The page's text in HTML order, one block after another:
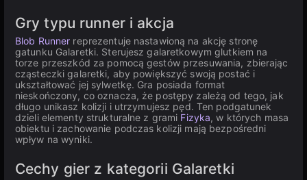
Gry typu runner i akcja
Blob Runner reprezentuje nastawioną na akcję stronę
gatunku Galaretki. Sterujesz galaretkowym glutkiem na
torze przeszkód za pomocą gestów przesuwania, zbierając
cząsteczki galaretki, aby powiększyć swoją postać i
ukształtować jej sylwetkę. Gra posiada format
nieskończony, co oznacza, że postępy zależą od tego, jak
długo unikasz kolizji i utrzymujesz pęd. Ten podgatunek
dzieli elementy strukturalne z grami Fizyka, w których masa
obiektu i zachowanie podczas kolizji mają bezpośredni
wpływ na wyniki.
Cechy gier z kategorii Galaretki